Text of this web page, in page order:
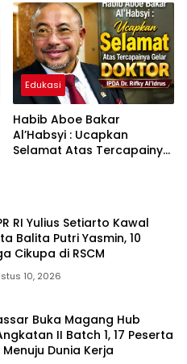
Edukasi
Habib Aboe Bakar
Al’Habsyi : Ucapkan
Selamat Atas Tercapainya
RI Yulius Setiarto Kawal
Balita Putri Yasmin, 10
Cikupa di RSCM
10, 2026
Buka Magang Hub
II Batch 1, 17 Peserta
Dunia Kerja